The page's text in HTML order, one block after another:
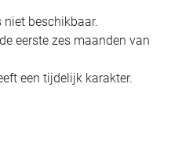
niet beschikbaar.
eerste zes maanden van
een tijdelijk karakter.